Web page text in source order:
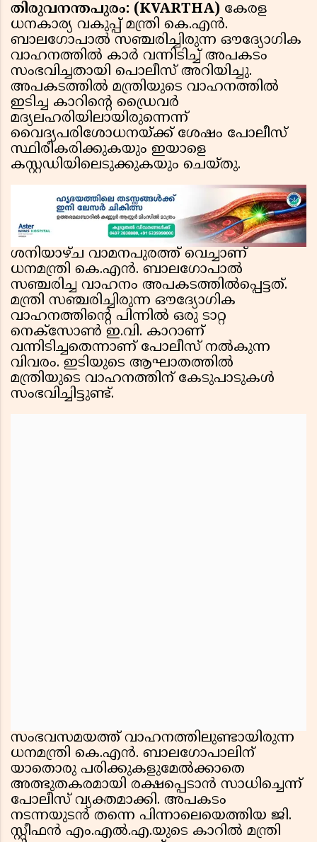
തിരുവനന്തപുരം: (KVARTHA) കേരള
ധനകാര്യ വകുപ്പ് മന്ത്രി കെ.എൻ.
ബാലഗോപാൽ സഞ്ചരിച്ചിരുന്ന ഔദ്യോഗിക
വാഹനത്തിൽ കാർ വന്നിടിച്ച് അപകടം
സംഭവിച്ചതായി പൊലീസ് അറിയിച്ചു.
അപകടത്തിൽ മന്ത്രിയുടെ വാഹനത്തിൽ
ഇടിച്ച കാറിന്റെ ഡ്രൈവർ
മദ്യലഹരിയിലായിരുന്നെന്ന്
വൈദ്യപരിശോധനയ്ക്ക് ശേഷം പോലീസ്
സ്ഥിരീകരിക്കുകയും ഇയാളെ
കസ്റ്റഡിയിലെടുക്കുകയും ചെയ്തു.
ശനിയാഴ്ച വാമനപുരത്ത് വെച്ചാണ്
ധനമന്ത്രി കെ.എൻ. ബാലഗോപാൽ
സഞ്ചരിച്ച വാഹനം അപകടത്തിൽപ്പെട്ടത്.
മന്ത്രി സഞ്ചരിച്ചിരുന്ന ഔദ്യോഗിക
വാഹനത്തിന്റെ പിന്നിൽ ഒരു ടാറ്റ
നെക്‌സോൺ ഇ.വി. കാറാണ്
വന്നിടിച്ചതെന്നാണ് പോലീസ് നൽകുന്ന
വിവരം. ഇടിയുടെ ആഘാതത്തിൽ
മന്ത്രിയുടെ വാഹനത്തിന് കേടുപാടുകൾ
സംഭവിച്ചിട്ടുണ്ട്.
സംഭവസമയത്ത് വാഹനത്തിലുണ്ടായിരുന്ന
ധനമന്ത്രി കെ.എൻ. ബാലഗോപാലിന്
യാതൊരു പരിക്കുകളുമേൽക്കാതെ
അത്ഭുതകരമായി രക്ഷപ്പെടാൻ സാധിച്ചെന്ന്
പോലീസ് വ്യക്തമാക്കി. അപകടം
നടന്നയുടൻ തന്നെ പിന്നാലെയെത്തിയ ജി.
സ്റ്റീഫൻ എം.എൽ.എ.യുടെ കാറിൽ മന്ത്രി